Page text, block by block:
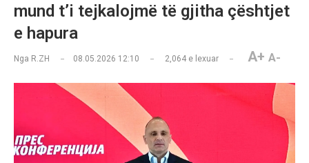
mund t’i tejkalojmë të gjitha çështjet
e hapura
Nga R.ZH 08.05.2026 12:10 2,064 e lexuar A+ A-